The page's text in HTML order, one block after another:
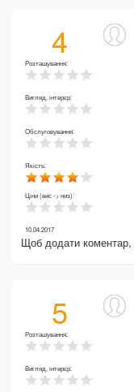
4
Розташування:
Вигляд, інтерєр:
Обслуговування:
Якість:
Ціни (вис -> низ):
10.04.2017
Щоб додати коментар,
5
Розташування:
Вигляд, інтерєр: